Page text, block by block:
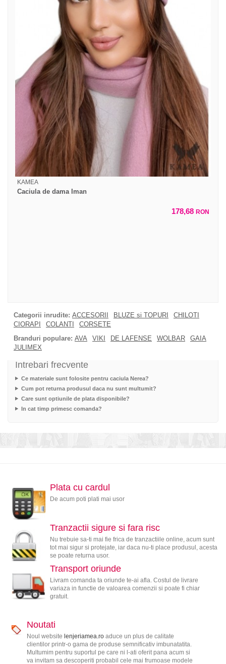
KAMEA
Caciula de dama Iman
178,68 RON
Categorii inrudite: ACCESORII BLUZE si TOPURI
CHILOTI
CIORAPI
COLANTI
CORSETE
Branduri populare: AVA VIKI DE LAFENSE WOLBAR
GAIA
JULIMEX
Intrebari frecvente
Ce materiale sunt folosite pentru caciula Nerea?
Cum pot returna produsul daca nu sunt multumit?
Care sunt optiunile de plata disponibile?
In cat timp primesc comanda?
Plata cu cardul
De acum poti plati mai usor
Tranzactii sigure si fara risc
Nu trebuie sa-ti mai fie frica de tranzactiile online, acum sunt
tot mai sigur si protejate, iar daca nu-ti place produsul, acesta
se poate returna usor.
Transport oriunde
Livram comanda ta oriunde te-ai afla. Costul de livrare
variaza in functie de valoarea comenzii si poate fi chiar
gratuit.
Noutati
Noul website lenjeriamea.roaduce un plus de calitate
clientilor printr-o gama de produse semnificativ imbunatatita.
Multumim pentru suportul pe care ni l-ati oferit pana acum si
va invitam sa descoperiti probabil cele mai frumoase modele